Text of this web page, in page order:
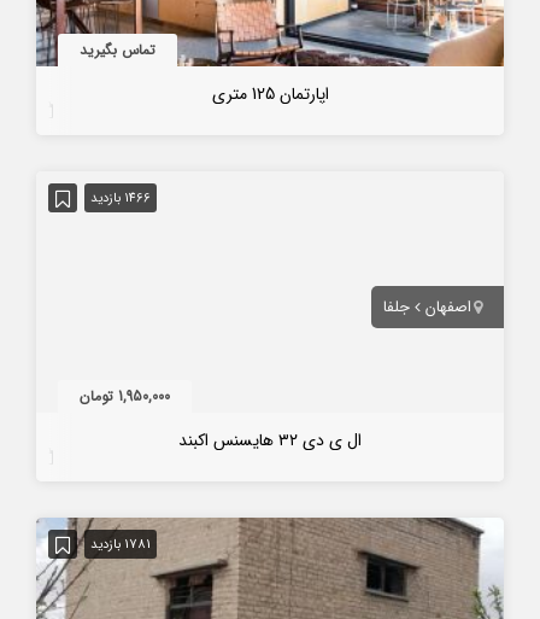
تماس بگیرید
اپارتمان 125 متری
1466 بازدید
اصفهان جلفا
1,950,000 تومان
ال ی دی ۳۲ هایسنس اکبند
1781 بازدید